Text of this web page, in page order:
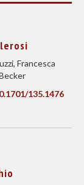
Francesca
135.1476